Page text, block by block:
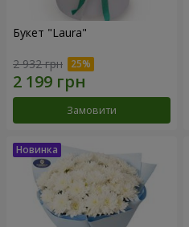
Букет "Laura"
2 932 грн
Замовити